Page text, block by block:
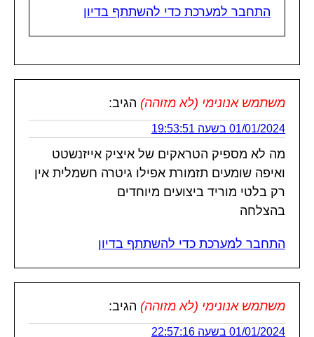
התחבר למערכת כדי להשתתף בדיון
משתמש אנונימי (לא מזוהה) הגיב:
01/01/2024 בשעה 19:53:51
מה לא מספיק הטראקים של איציק אייזנשטט
ואיפה שומעים תזמורת אפילו גיטרה חשמלית אין
רק בלטי מוריד ביצועים מיוחדים
בהצלחה
התחבר למערכת כדי להשתתף בדיון
משתמש אנונימי (לא מזוהה) הגיב:
01/01/2024 בשעה 22:57:16